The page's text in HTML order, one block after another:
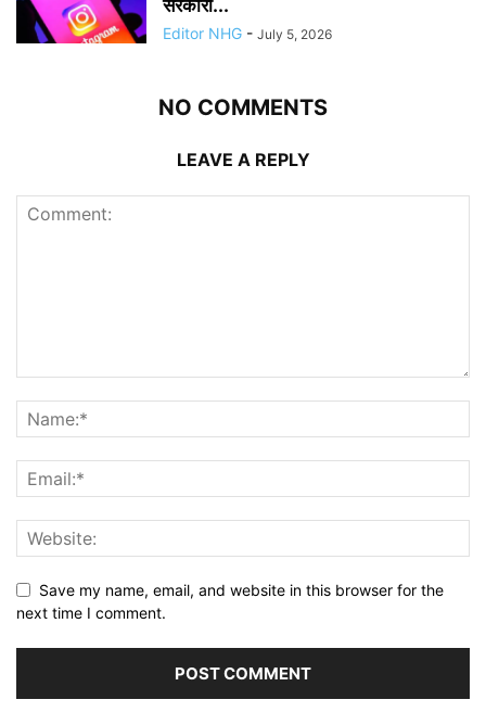
सरकारी...
Editor NHG - July 5, 2026
NO COMMENTS
LEAVE A REPLY
Save my name, email, and website in this browser for the
next time I comment.